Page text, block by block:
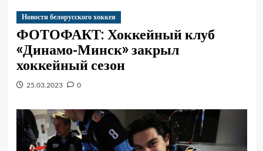
Новости белорусского хоккея
ФОТОФАКТ: Хоккейный клуб
«Динамо-Минск» закрыл
хоккейный сезон
25.03.2023 0